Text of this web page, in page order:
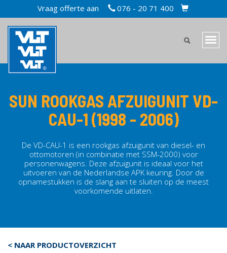
inhoud
TOPBAR
Vraag offerte aan 076 - 20 71 400
CART
MAIN
MENU
SUN ROOKGAS AFZUIGUNIT VD-
CAU-1 (1998 - 2006)
De VD-CAU-1 is een rookgas afzuigunit van diesel- en
ottomotoren (in combinatie met SSM-2000) voor
personenwagens. Deze afzuigunit is ideaal voor het
uitvoeren van de Nederlandse APK keuring. Door de
opnamestukken is de slang aan te sluiten op de meest
voorkomende uitlaten.
< NAAR PRODUCTOVERZICHT